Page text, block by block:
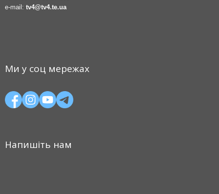
e-mail: tv4@tv4.te.ua
Ми у соц мережах
Напишіть нам